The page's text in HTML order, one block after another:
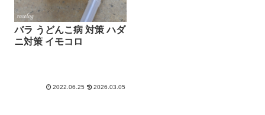
バラ うどんこ病 対策 ハダ
ニ対策 イモコロ
2022.06.25 2026.03.05